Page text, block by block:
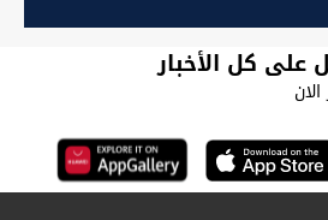
كل الأخبار